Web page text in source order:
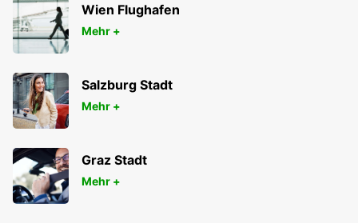
Wien Flughafen
Mehr +
Salzburg Stadt
Mehr +
Graz Stadt
Mehr +